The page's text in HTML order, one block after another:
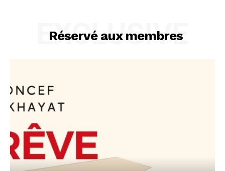
Réservé aux membres
EXCLUSIVE